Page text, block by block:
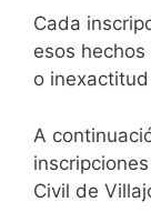
Cada
esos
o
A
Civil de